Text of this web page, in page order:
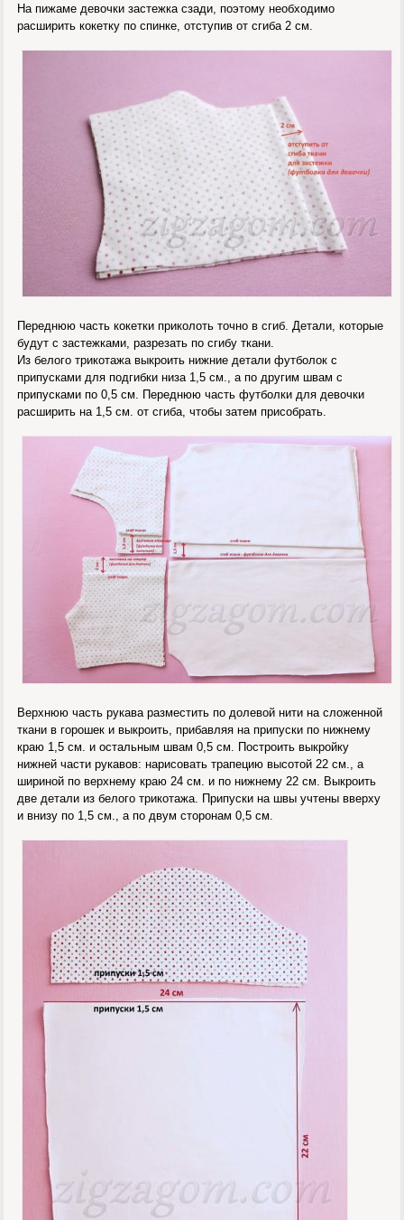
На пижаме девочки застежка сзади, поэтому необходимо
расширить кокетку по спинке, отступив от сгиба 2 см.
Переднюю часть кокетки приколоть точно в сгиб. Детали, которые
будут с застежками, разрезать по сгибу ткани.
Из белого трикотажа выкроить нижние детали футболок с
припусками для подгибки низа 1,5 см., а по другим швам с
припусками по 0,5 см. Переднюю часть футболки для девочки
расширить на 1,5 см. от сгиба, чтобы затем присобрать.
Верхнюю часть рукава разместить по долевой нити на сложенной
ткани в горошек и выкроить, прибавляя на припуски по нижнему
краю 1,5 см. и остальным швам 0,5 см. Построить выкройку
нижней части рукавов: нарисовать трапецию высотой 22 см., а
шириной по верхнему краю 24 см. и по нижнему 22 см. Выкроить
две детали из белого трикотажа. Припуски на швы учтены вверху
и внизу по 1,5 см., а по двум сторонам 0,5 см.